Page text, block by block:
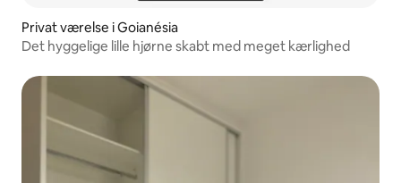
Privat værelse i Goianésia
Det hyggelige lille hjørne skabt med meget kærlighed